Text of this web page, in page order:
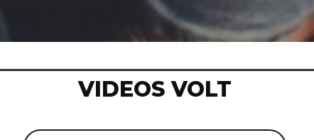
VIDEOS VOLT